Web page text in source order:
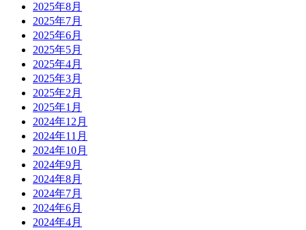
2025年8月
2025年7月
2025年6月
2025年5月
2025年4月
2025年3月
2025年2月
2025年1月
2024年12月
2024年11月
2024年10月
2024年9月
2024年8月
2024年7月
2024年6月
2024年4月